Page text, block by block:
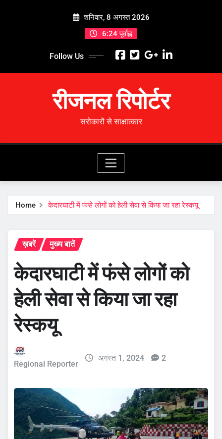
शनिवार, 8 अगस्त 2026
6:24 पूर्वाह्न
Follow Us
रीजनल रिपोर्टर
सरोकारों से साक्षात्कार
Home केदारघाटी में फंसे लोगों को हेली सेवा से किया जा रहा रेस्कयू
ख़बरें मुख्य बातें
केदारघाटी में फंसे लोगों को
हेली सेवा से किया जा रहा
रेस्कयू
Regional Reporter
अगस्त 1, 2024 2